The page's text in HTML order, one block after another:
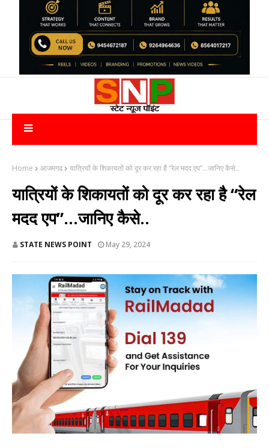
Home आजमगढ यात्रियों के शिकायतों को दूर कर रहा है “रेल मदद एप”...जानिए कैसे..
यात्रियों के शिकायतों को दूर कर रहा है “रेल
मदद एप”...जानिए कैसे..
STATE NEWS POINT May 29, 2024